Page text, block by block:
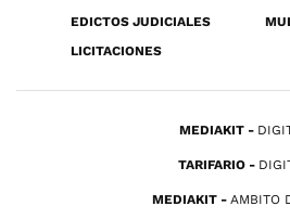
EDICTOS JUDICIALES
LICITACIONES
MEDIAKIT
TARIFARIO
MEDIAKIT AMBITO